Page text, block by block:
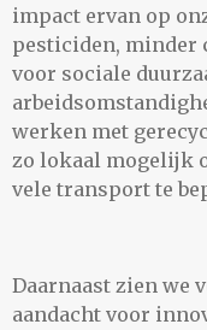
impact ervan op
pesticiden, minder
voor sociale
werken met
zo lokaal mogelijk
vele transport te
Daarnaast zien we
aandacht voor